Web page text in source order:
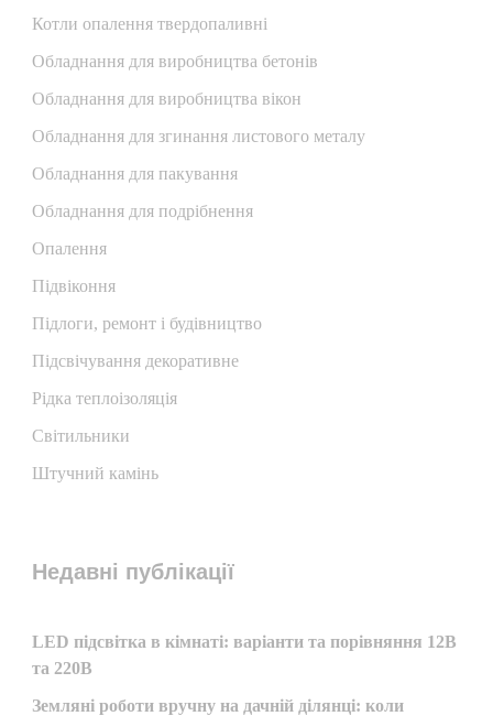
Котли опалення твердопаливні
Обладнання для виробництва бетонів
Обладнання для виробництва вікон
Обладнання для згинання листового металу
Обладнання для пакування
Обладнання для подрібнення
Опалення
Підвіконня
Підлоги, ремонт і будівництво
Підсвічування декоративне
Рідка теплоізоляція
Світильники
Штучний камінь
Недавні публікації
LED підсвітка в кімнаті: варіанти та порівняння 12В
та 220В
Земляні роботи вручну на дачній ділянці: коли